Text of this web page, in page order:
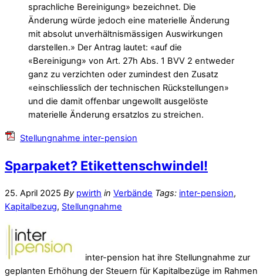
sprachliche Bereinigung» bezeichnet. Die
Änderung würde jedoch eine materielle Änderung
mit absolut unverhältnismässigen Auswirkungen
darstellen.» Der Antrag lautet: «auf die
«Bereinigung» von Art. 27h Abs. 1 BVV 2 entweder
ganz zu verzichten oder zumindest den Zusatz
«einschliesslich der technischen Rückstellungen»
und die damit offenbar ungewollt ausgelöste
materielle Änderung ersatzlos zu streichen.
Stellungnahme inter-pension
Sparpaket? Etikettenschwindel!
25. April 2025 By pwirth in Verbände Tags: inter-pension,
Kapitalbezug, Stellungnahme
inter-pension hat ihre Stellungnahme zur
geplanten Erhöhung der Steuern für Kapitalbezüge im Rahmen